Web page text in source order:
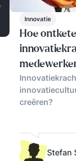
Innovatie
Hoe
creëren?
Stefan